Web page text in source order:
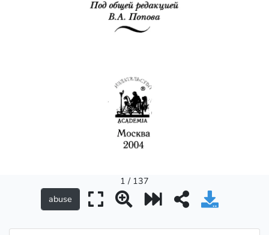
1 / 137